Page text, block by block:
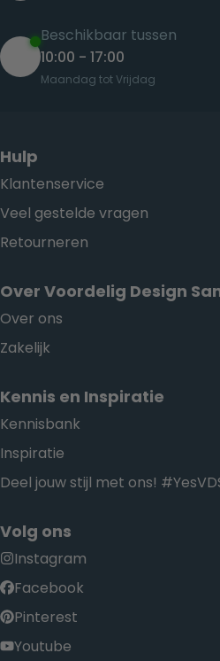
Beschikbaar tussen
10:00 - 17:00
Maandag tot Vrijdag
Hulp
Klantenservice
Veel gestelde vragen
Retourneren
Over Voordelig Design
Over ons
Zakelijk
Kennis en Inspiratie
Kennisbank
Inspiratie
Deel jouw stijl met ons!
Volg ons
Instagram
Facebook
Pinterest
Youtube